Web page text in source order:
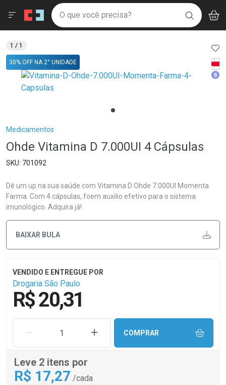
Drogaria São Paulo
Ir direto para a home
pela página
Ir direto para o conteúdo
Ir direto para a busca
Ir direto para a conta
Ir direto para a ajuda
Ir direto para a notificações
Ir direto para o carrinho
Ir direto para o menu
Faça a sua busca
O que você precisa? BUSCAR
Menu
Breadcrumb
Medicamentos
Ohde Vitamina D 7.000UI 4 Cápsulas
701092
Dê um up na sua saúde com Vitamina D Ohde 7.000UI Momenta
Farma. Com 4 cápsulas, foem auxilio efetivo para o sistema
imunológico. Adquira já!
BAIXAR BULA
Drogaria São Paulo
R$ 20,31
REMOVER UMA UNIDADEAUMENTAR UMA UNIDADE
COMPRAR
Leve 2 itens por
R$ 17,27 /cada
30% OFF NA 2° UNIDADE
1 / 1